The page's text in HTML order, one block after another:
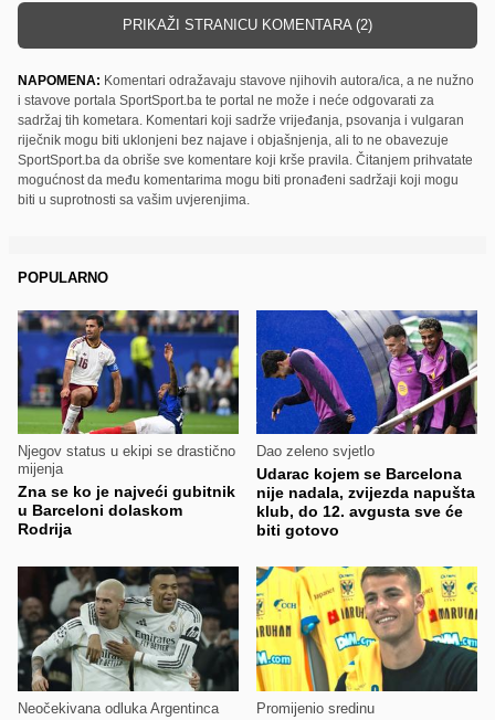
PRIKAŽI STRANICU KOMENTARA (2)
NAPOMENA: Komentari odražavaju stavove njihovih autora/ica, a ne nužno
i stavove portala SportSport.ba te portal ne može i neće odgovarati za
sadržaj tih kometara. Komentari koji sadrže vrijeđanja, psovanja i vulgaran
riječnik mogu biti uklonjeni bez najave i objašnjenja, ali to ne obavezuje
SportSport.ba da obriše sve komentare koji krše pravila. Čitanjem prihvatate
mogućnost da među komentarima mogu biti pronađeni sadržaji koji mogu
biti u suprotnosti sa vašim uvjerenjima.
POPULARNO
Njegov status u ekipi se drastično
mijenja
Zna se ko je najveći gubitnik
u Barceloni dolaskom
Rodrija
Dao zeleno svjetlo
Udarac kojem se Barcelona
nije nadala, zvijezda napušta
klub, do 12. avgusta sve će
biti gotovo
Neočekivana odluka Argentinca Promijenio sredinu